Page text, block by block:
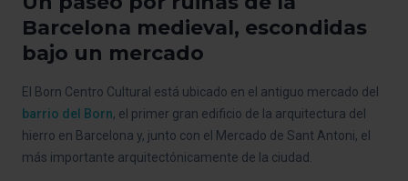
Barcelona medieval, escondidas
bajo un mercado
El Born Centro Cultural está ubicado en el antiguo mercado del
barrio del Born, el primer gran edificio de la arquitectura del
hierro en Barcelona y, junto con el Mercado de Sant Antoni, el
más importante arquitectónicamente de la ciudad.